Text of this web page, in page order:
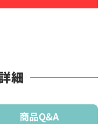
細
商品Q&A